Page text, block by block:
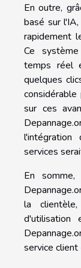
En outre,
basé sur
rapidement
Ce
temps réel
quelques
sur ces
services
En
la
d'utilisation
service client